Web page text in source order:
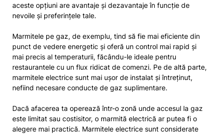
aceste opțiuni are avantaje și dezavantaje în funcție de
nevoile și preferințele tale.
Marmitele pe gaz, de exemplu, tind să fie mai eficiente din
punct de vedere energetic și oferă un control mai rapid și
mai precis al temperaturii, făcându-le ideale pentru
restaurantele cu un flux ridicat de comenzi. Pe de altă parte,
marmitele electrice sunt mai ușor de instalat și întreținut,
nefiind necesare conducte de gaz suplimentare.
Dacă afacerea ta operează într-o zonă unde accesul la gaz
este limitat sau costisitor, o marmită electrică ar putea fi o
alegere mai practică. Marmitele electrice sunt considerate